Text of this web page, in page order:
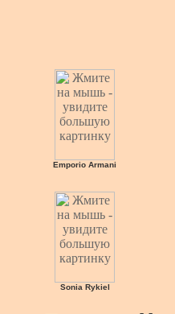
Emporio Armani
Sonia Rykiel